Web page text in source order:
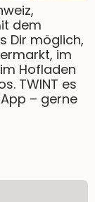
dem
Dir möglich,
im
Hofladen
TWINT es
– gerne